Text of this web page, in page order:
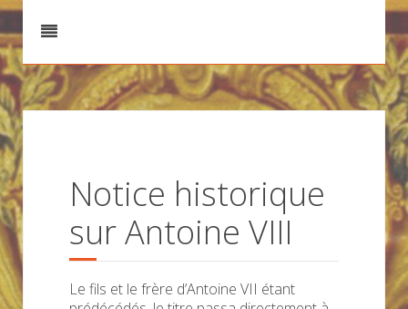
Notice historique
sur Antoine VIII
Le fils et le frère d’Antoine VII étant